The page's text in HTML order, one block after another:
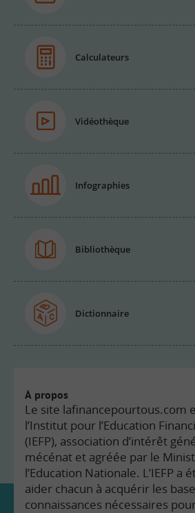
Calculateurs
Vidéothèque
Infographies
Bibliothèque
Dictionnaire
À propos
Le site lafinancepourtous.com
l’Institut pour l’Education
(IEFP), association d’intérêt
mécénat et agréée par le
l’Education Nationale. L’IEFP a
aider chacun à acquérir les
connaissances nécessaires